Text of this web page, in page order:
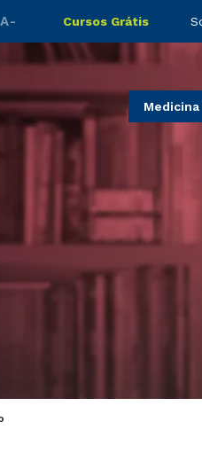
A- Cursos Grátis
Medicina